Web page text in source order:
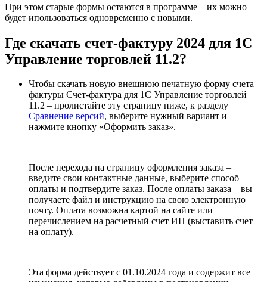
При этом старые формы остаются в программе – их можно
будет ипользоваться одновременно с новыми.
Где скачать счет-фактуру 2024 для 1С
Управление торговлей 11.2?
Чтобы скачать новую внешнюю печатную форму счета
фактуры Счет-фактура для 1С Управление торговлей
11.2 – пролистайте эту страницу ниже, к разделу
Сравнение версий, выберите нужный вариант и
нажмите кнопку «Оформить заказ».
После перехода на страницу оформления заказа –
введите свои контактные данные, выберите способ
оплаты и подтвердите заказ. После оплаты заказа – вы
получаете файл и инструкцию на свою электронную
почту. Оплата возможна картой на сайте или
перечислением на расчетный счет ИП (выставить счет
на оплату).
Эта форма действует с 01.10.2024 года и содержит все